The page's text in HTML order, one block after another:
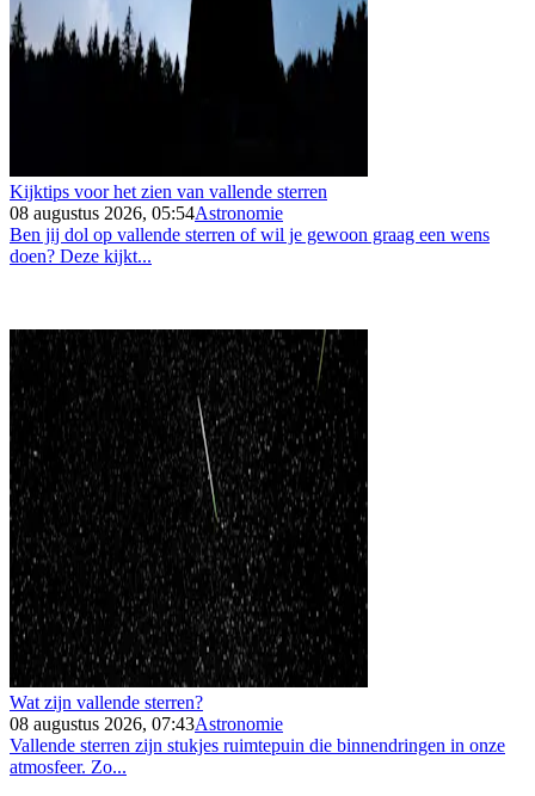
Kijktips voor het zien van vallende sterren
08 augustus 2026, 05:54Astronomie
Ben jij dol op vallende sterren of wil je gewoon graag een wens
doen? Deze kijkt...
Wat zijn vallende sterren?
08 augustus 2026, 07:43Astronomie
Vallende sterren zijn stukjes ruimtepuin die binnendringen in onze
atmosfeer. Zo...